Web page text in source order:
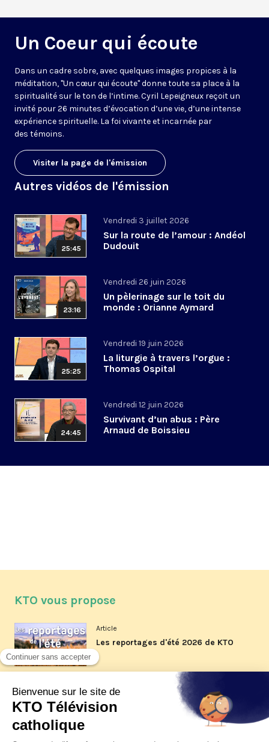
Un Coeur qui écoute
Dans un cadre sobre, avec quelques images propices à la
méditation, "Un cœur qui écoute" donne toute sa place à la
spiritualité sur le ton de l’intime. Cyril Lepeigneux reçoit un
invité pour 26 minutes d’évocation d’une vie, d’une intense
expérience spirituelle. La foi vivante et incarnée par
des témoins.
Visiter la page de l'émission
Autres vidéos de l'émission
25:45
Vendredi 3 juillet 2026
Sur la route de l’amour : Andéol
Dudouit
23:16
Vendredi 26 juin 2026
Un pèlerinage sur le toit du
monde : Orianne Aymard
25:25
Vendredi 19 juin 2026
La liturgie à travers l’orgue :
Thomas Ospital
24:45
Vendredi 12 juin 2026
Survivant d’un abus : Père
Arnaud de Boissieu
KTO vous propose
Article
Les reportages d'été 2026 de KTO
La visite pastorale du pape Léon
XIV à Assise à suivre sur KTO le
jeudi 6 août